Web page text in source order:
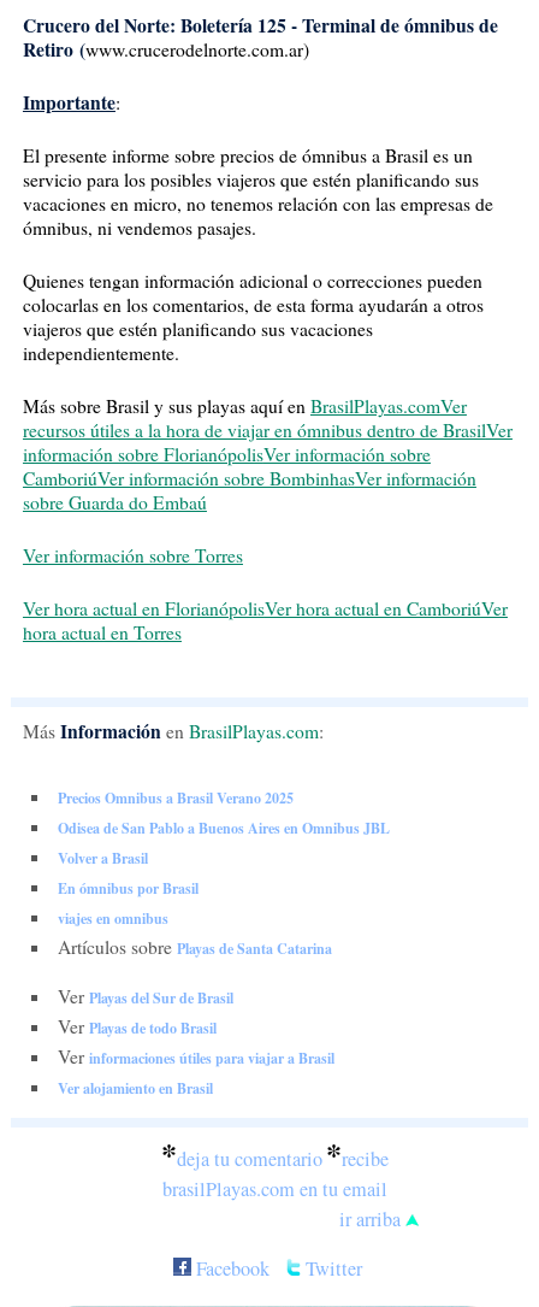
Crucero del Norte: Boletería 125 - Terminal de ómnibus de
Retiro (www.crucerodelnorte.com.ar)
Importante:
El presente informe sobre precios de ómnibus a Brasil es un
servicio para los posibles viajeros que estén planificando sus
vacaciones en micro, no tenemos relación con las empresas de
ómnibus, ni vendemos pasajes.
Quienes tengan información adicional o correcciones pueden
colocarlas en los comentarios, de esta forma ayudarán a otros
viajeros que estén planificando sus vacaciones
independientemente.
Más sobre Brasil y sus playas aquí en BrasilPlayas.comVer
recursos útiles a la hora de viajar en ómnibus dentro de BrasilVer
información sobre FlorianópolisVer información sobre
CamboriúVer información sobre BombinhasVer información
sobre Guarda do Embaú
Ver información sobre Torres
Ver hora actual en FlorianópolisVer hora actual en CamboriúVer
hora actual en Torres
Más Informaciónen BrasilPlayas.com:
Precios Omnibus a Brasil Verano 2025
Odisea de San Pablo a Buenos Aires en Omnibus JBL
Volver a Brasil
En ómnibus por Brasil
viajes en omnibus
Artículos sobre Playas de Santa Catarina
Ver Playas del Sur de Brasil
Ver Playas de todo Brasil
Ver informaciones útiles para viajar a Brasil
Ver alojamiento en Brasil
*deja tu comentario*recibe
brasilPlayas.com en tu email
ir arriba
Facebook
Twitter